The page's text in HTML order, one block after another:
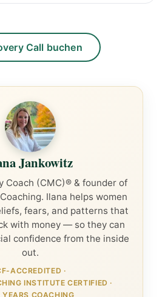
Call buchen
Jankowitz
Coach (CMC)® & founder of
Ilana helps women
fears, and patterns that
with money — so they can
confidence from the inside
out.
ACCREDITED ·
INSTITUTE CERTIFIED ·
YEARS COACHING